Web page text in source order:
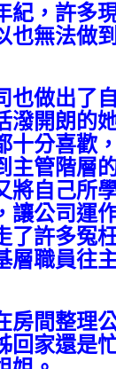
紀，許多
也無法做
也做出了
潑開朗的
十分喜歡
主管階層
將自己所
讓公司運
了許多冤
層職員往
房間整理
回家還是